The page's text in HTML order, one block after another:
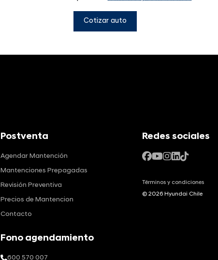
Cotizar auto
Postventa
Agendar Mantención
Mantenciones Prepagadas
Revisión Preventiva
Precios de Mantencion
Contacto
Fono agendamiento
600 570 007
Redes sociales
Términos y condiciones
© 2026 Hyundai Chile